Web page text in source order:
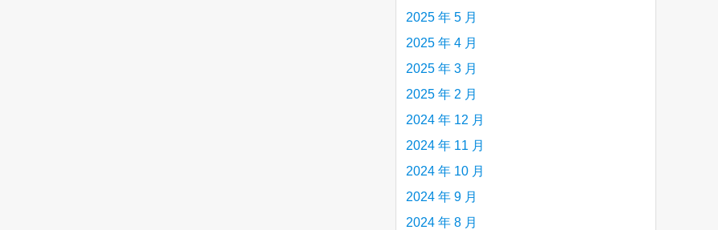
2025 年 5 月
2025 年 4 月
2025 年 3 月
2025 年 2 月
2024 年 12 月
2024 年 11 月
2024 年 10 月
2024 年 9 月
2024 年 8 月